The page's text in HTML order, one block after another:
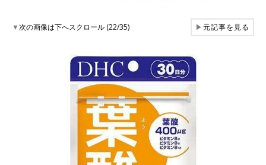
▼次の画像は下へスクロール (22/35) ▶元記事を見る